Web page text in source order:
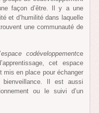
façon d’être. Il y a une
et d’humilité dans laquelle
une communauté de
espace codéveloppementce
cet espace
mis en place pour échanger
Il est aussi
ou le suivi d’un